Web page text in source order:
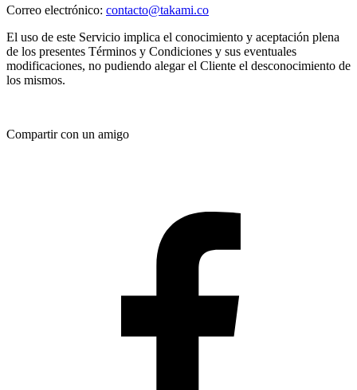
Correo electrónico: contacto@takami.co
El uso de este Servicio implica el conocimiento y aceptación plena
de los presentes Términos y Condiciones y sus eventuales
modificaciones, no pudiendo alegar el Cliente el desconocimiento de
los mismos.
Compartir con un amigo